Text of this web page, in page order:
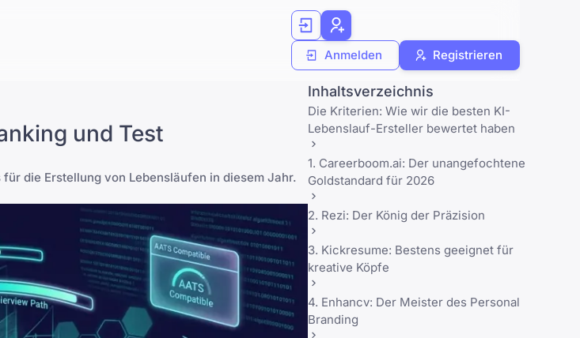
Anmelden Registrieren
und Test
die Erstellung von Lebensläufen in diesem Jahr.
Inhaltsverzeichnis
Die Kriterien: Wie wir die besten KI-
Lebenslauf-Ersteller bewertet haben
1. Careerboom.ai: Der unangefochtene
Goldstandard für 2026
2. Rezi: Der König der Präzision
3. Kickresume: Bestens geeignet für
kreative Köpfe
4. Enhancv: Der Meister des Personal
Branding